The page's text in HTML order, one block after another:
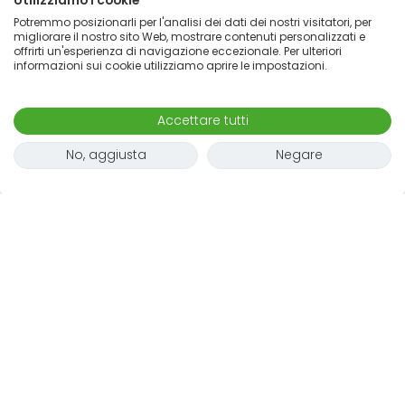
Potremmo posizionarli per l'analisi dei dati dei nostri visitatori, per
migliorare il nostro sito Web, mostrare contenuti personalizzati e
offrirti un'esperienza di navigazione eccezionale. Per ulteriori
informazioni sui cookie utilizziamo aprire le impostazioni.
Accettare tutti
No, aggiusta
Negare